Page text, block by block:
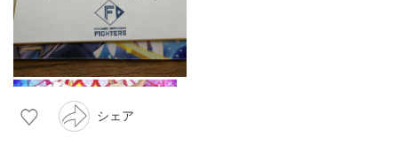
シェア